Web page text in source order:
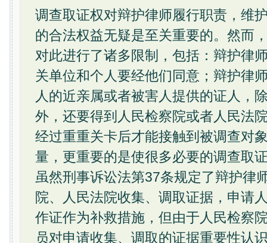
调查取证权对辩护律师履行职责，维
的合法权益无疑是至关重要的。然而
对此进行了诸多限制，包括：辩护律
关单位和个人要经他们同意；辩护律
人的近亲属或者被害人提供的证人，
外，还要得到人民检察院或者人民法
经过重重关卡后才能接触到被调查对
量，更重要的是使很多必要的调查取
虽然刑事诉讼法第37条规定了辩护律
院、人民法院收集、调取证据，申请
作证作为补救措施，但由于人民检察
员对申请收集、调取的证据重要性认